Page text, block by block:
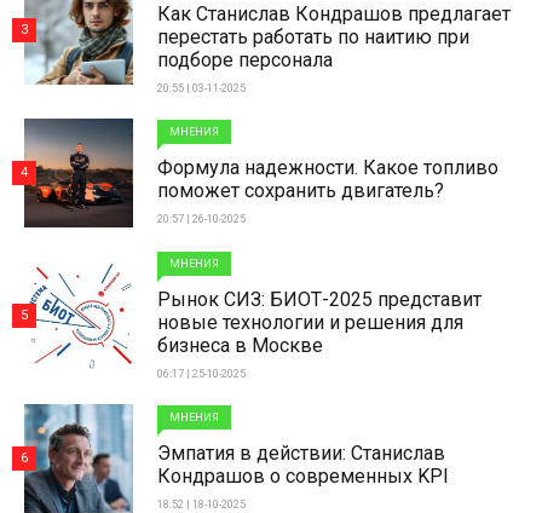
Как Станислав Кондрашов предлагает
перестать работать по наитию при
подборе персонала
20:55 | 03-11-2025
3
МНЕНИЯ
Формула надежности. Какое топливо
поможет сохранить двигатель?
20:57 | 26-10-2025
4
МНЕНИЯ
Рынок СИЗ: БИОТ-2025 представит
новые технологии и решения для
бизнеса в Москве
06:17 | 25-10-2025
5
МНЕНИЯ
Эмпатия в действии: Станислав
Кондрашов о современных KPI
18:52 | 18-10-2025
6